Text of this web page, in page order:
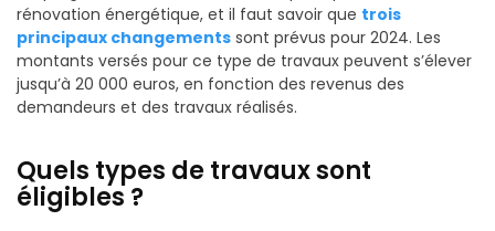
rénovation énergétique, et il faut savoir que trois
principaux changements sont prévus pour 2024. Les
montants versés pour ce type de travaux peuvent s’élever
jusqu’à 20 000 euros, en fonction des revenus des
demandeurs et des travaux réalisés.
Quels types de travaux sont
éligibles ?